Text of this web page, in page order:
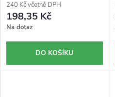
240 Kč včetně DPH
198,35 Kč
Na dotaz
DO KOŠÍKU